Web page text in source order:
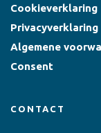
Cookieverklaring
Privacyverklaring
Algemene
Consent
CONTACT